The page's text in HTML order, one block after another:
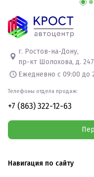
г. Ростов-на-Дону,
пр-кт Шолохова, д. 247
Ежедневно с 09:00 до
Телефоны отдела продаж:
+7 (863) 322-12-63
Навигация по сайту